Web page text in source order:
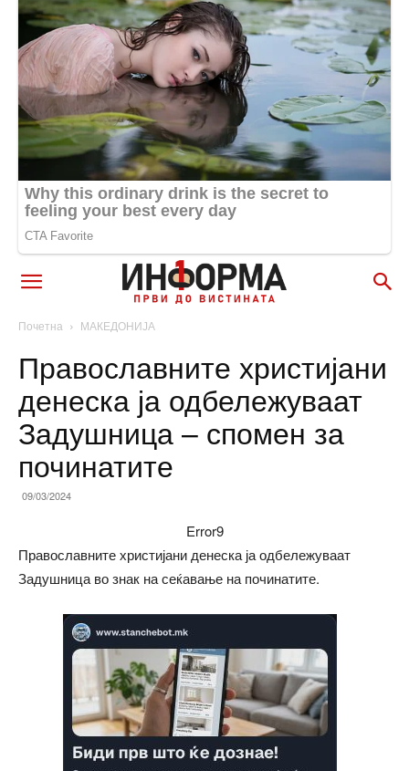
Почетна МАКЕДОНИЈА
Православните христијани
денеска ја одбележуваат
Задушница – спомен за
починатите
09/03/2024
Error9
Православните христијани денеска ја одбележуваат
Задушница во знак на сеќавање на починатите.